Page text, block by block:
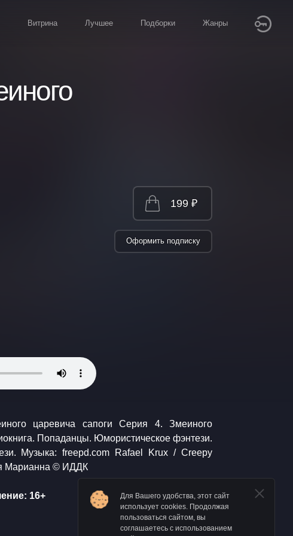
Витрина Лучшее Подборки Жанры
199 ₽
Оформить подписку
Марианна © ИДДК
16+
Для Вашего удобства, этот сайт
использует cookies. Продолжая
пользоваться сайтом, вы
соглашаетесь с использованием